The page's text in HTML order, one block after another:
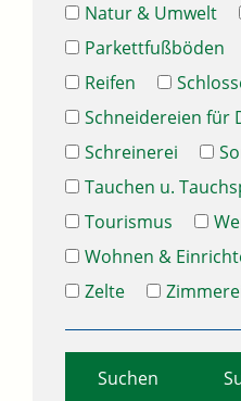
Natur & Umwelt
Parkettfußböden
Reifen
Schneidereien für
Schreinerei
Tauchen u.
Tourismus
Wohnen &
Zelte